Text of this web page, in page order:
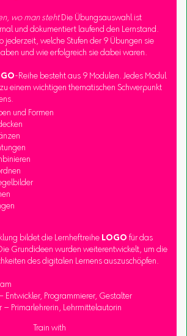
wo man stehtDie Übungsauswahl ist
und dokumentiert laufend den Lernstand.
jederzeit, welche Stufen der 9 Übungen sie
und wie erfolgreich sie dabei waren.
-Reihe besteht aus 9 Modulen. Jedes Modul
einem wichtigen thematischen Schwerpunkt
und Formen
bildet die Lernheftreihe LOGO für das
Grundideen wurden weiterentwickelt, um die
des digitalen Lernens auszuschöpfen.
Entwickler, Programmierer, Gestalter
– Primarlehrerin, Lehrmittelautorin
Train with